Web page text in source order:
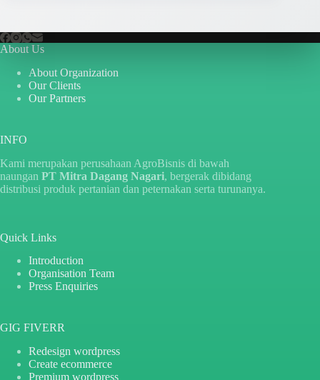
About Us
About Organization
Our Clients
Our Partners
INFO
Kami merupakan perusahaan AgroBisnis di bawah
naungan PT Mitra Dagang Nagari, bergerak dibidang
distribusi produk pertanian dan peternakan serta turunanya.
Quick Links
Introduction
Organisation Team
Press Enquiries
GIG FIVERR
Redesign wordpress
Create ecommerce
Premium wordpress